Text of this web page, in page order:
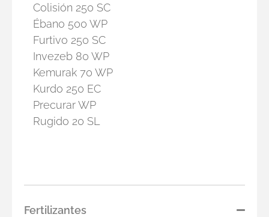
Colisión 250 SC
Ébano 500 WP
Furtivo 250 SC
Invezeb 80 WP
Kemurak 70 WP
Kurdo 250 EC
Precurar WP
Rugido 20 SL
Fertilizantes